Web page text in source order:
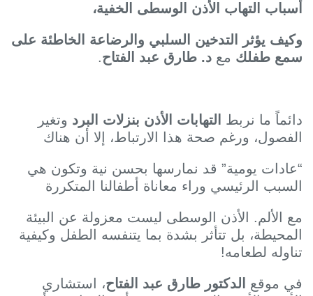
التهاب الأذن الوسطى الخفية،
يؤثر التدخين السلبي والرضاعة الخاطئة على
طفلكمعد. طارق عبد الفتاح.
ما نربطالتهابات الأذن بنزلات البرد وتغير
ورغم صحة هذا الارتباط، إلا أن هناك
يومية” قد نمارسها بحسن نية وتكون هي
الرئيسي وراء معاناة أطفالنا المتكررة
الألم. الأذن الوسطى ليست معزولة عن البيئة
بل تتأثر بشدة بما يتنفسه الطفل وكيفية
لطعامه!
موقعالدكتور طارق عبد الفتاح، استشاري